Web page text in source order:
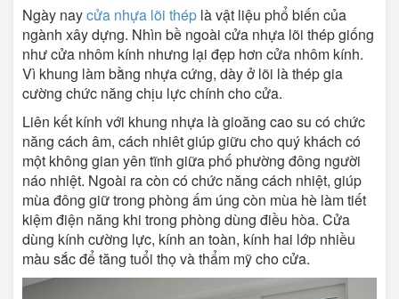
Ngày naycửa nhựa lõi thép là vật liệu phổ biến của
ngành xây dựng. Nhìn bề ngoài cửa nhựa lõi thép giống
như cửa nhôm kính nhưng lại đẹp hơn cửa nhôm kính.
Vì khung làm bằng nhựa cứng, dày ở lõi là thép gia
cường chức năng chịu lực chính cho cửa.
Liên kết kính với khung nhựa là gioăng cao su có chức
năng cách âm, cách nhiêt giúp giữu cho quý khách có
một không gian yên tĩnh giữa phố phường đông người
náo nhiệt. Ngoài ra còn có chức năng cách nhiệt, giúp
mùa đông giữ trong phòng ấm úng còn mùa hè làm tiết
kiệm điện năng khi trong phòng dùng điều hòa. Cửa
dùng kính cường lực, kính an toàn, kính hai lớp nhiều
màu sắc để tăng tuổi thọ và thẩm mỹ cho cửa.